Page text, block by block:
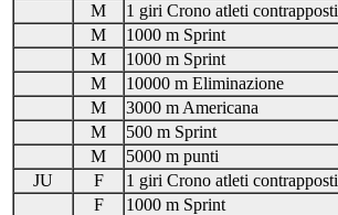
M
1 giri Crono atleti contrapposti
M
1000 m Sprint
M
1000 m Sprint
M
10000 m Eliminazione
M
3000 m Americana
M
500 m Sprint
M
5000 m punti
JU
F 1 giri Crono atleti contrapposti
F
1000 m Sprint